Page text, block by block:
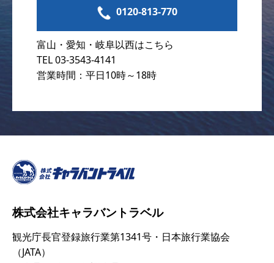
0120-813-770
富山・愛知・岐阜以西はこちら
TEL 03-3543-4141
営業時間：平日10時～18時
株式会社キャラバントラベル
観光庁長官登録旅行業第1341号・日本旅行業協会
（JATA）